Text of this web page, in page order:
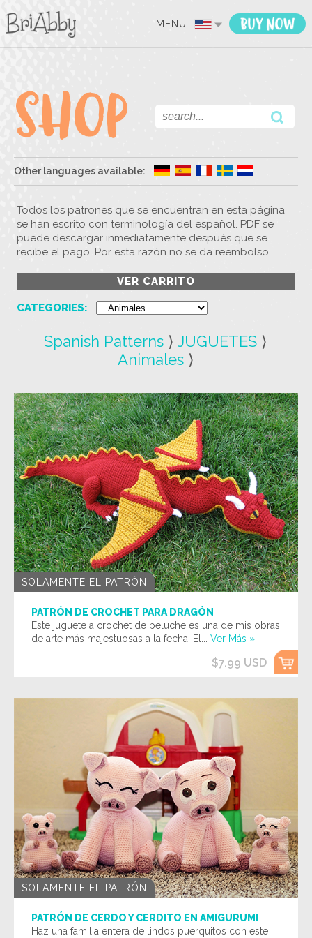
MENU
Other languages available:
Todos los patrones que se encuentran en esta página
se han escrito con terminología del español. PDF se
puede descargar inmediatamente despuès que se
recibe el pago. Por esta razón no se da reembolso.
VER CARRITO
CATEGORIES:
Spanish Patterns ⟩JUGUETES ⟩
Animales⟩
SOLAMENTE EL PATRÓN
PATRÓN DE CROCHET PARA DRAGÓN
Este juguete a crochet de peluche es una de mis obras
de arte más majestuosas a la fecha. El... Ver Más »
$7.99 USD
SOLAMENTE EL PATRÓN
PATRÓN DE CERDO Y CERDITO EN AMIGURUMI
Haz una familia entera de lindos puerquitos con este